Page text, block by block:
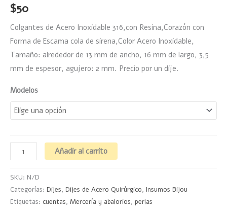
$50
Colgantes de Acero Inoxidable 316,con Resina,Corazón con
Forma de Escama cola de sirena,Color Acero Inoxidable,
Tamaño: alrededor de 13 mm de ancho, 16 mm de largo, 3,5
mm de espesor, agujero: 2 mm. Precio por un dije.
Modelos
Añadir al carrito
SKU: N/D
Categorías: Dijes, Dijes de Acero Quirúrgico, Insumos Bijou
Etiquetas: cuentas, Mercería y abalorios, perlas